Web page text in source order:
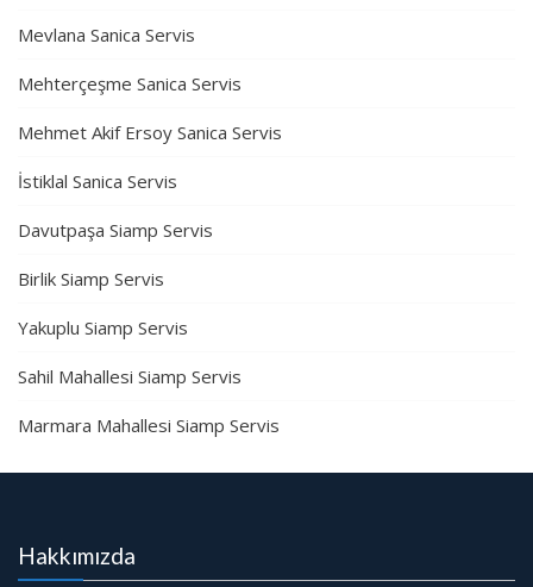
Mevlana Sanica Servis
Mehterçeşme Sanica Servis
Mehmet Akif Ersoy Sanica Servis
İstiklal Sanica Servis
Davutpaşa Siamp Servis
Birlik Siamp Servis
Yakuplu Siamp Servis
Sahil Mahallesi Siamp Servis
Marmara Mahallesi Siamp Servis
Hakkımızda